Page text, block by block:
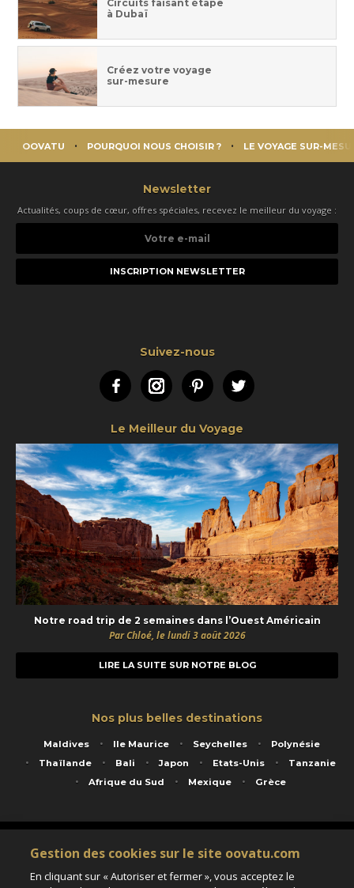
Circuits faisant étape
à Dubaï
Créez votre voyage
sur-mesure
OOVATU POURQUOI NOUS CHOISIR ? LE VOYAGE SUR-
Newsletter
Actualités, coups de cœur, offres spéciales, recevez le meilleur du voyage :
e-
Suivez-nous
FacebookInstagramPinterestTwitter
Le Meilleur du Voyage
Notre road trip de 2 semaines dans l’Ouest Américain
Par Chloé, le lundi 3 août 2026
LIRE LA SUITE SUR NOTRE BLOG
Nos plus belles destinations
Maldives Ile Maurice Seychelles
Polynésie
Thaïlande
Bali Japon Etats-Unis
Tanzanie
Afrique du Sud
Mexique Grèce
Service animé par Nautil Voyages - 22 rue Georges Picquart 75017 Paris - S.A.S
au capital de 155 696 euros - RCS Paris B 423 671 973 - Code APE 7911Z
Matricule Atout France IM075100020 - Garantie financière Groupama - Agrément IATA
Gestion des cookies sur le site oovatu.com
En cliquant sur « Autoriser et fermer », vous acceptez le